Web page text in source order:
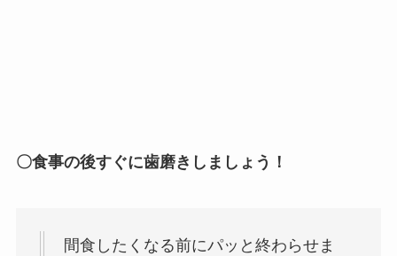
〇食事の後すぐに歯磨きしましょう！
間食したくなる前にパッと終わらせま